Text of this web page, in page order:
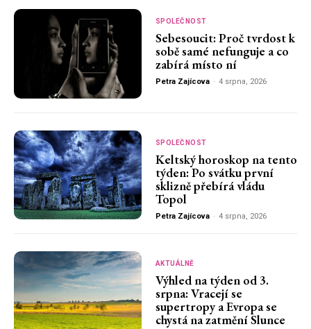
SPOLEČNOST
Sebesoucit: Proč tvrdost k
sobě samé nefunguje a co
zabírá místo ní
Petra Zajícova - 4 srpna, 2026
SPOLEČNOST
Keltský horoskop na tento
týden: Po svátku první
sklizně přebírá vládu
Topol
Petra Zajícova - 4 srpna, 2026
AKTUÁLNĚ
Výhled na týden od 3.
srpna: Vracejí se
supertropy a Evropa se
chystá na zatmění Slunce